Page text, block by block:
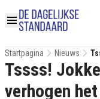
Startpagina Nieuws
Tssss!
verhogen